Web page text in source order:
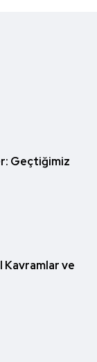
Geçtiğimiz
Kavramlar ve